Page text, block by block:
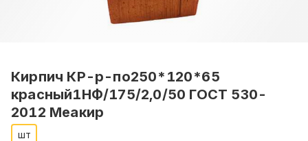
Кирпич КР-р-по250*120*65
красный1НФ/175/2,0/50 ГОСТ 530-
2012 Меакир
шт